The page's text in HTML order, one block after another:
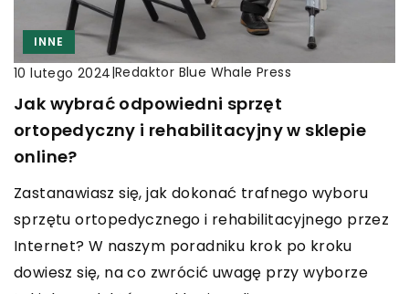
INNE
10 lutego 2024|Redaktor Blue Whale Press
Jak wybrać odpowiedni sprzęt
ortopedyczny i rehabilitacyjny w sklepie
online?
Zastanawiasz się, jak dokonać trafnego wyboru
sprzętu ortopedycznego i rehabilitacyjnego przez
Internet? W naszym poradniku krok po kroku
dowiesz się, na co zwrócić uwagę przy wyborze